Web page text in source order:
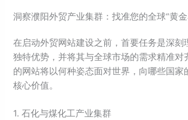
洞察濮阳外贸产业集群：找准您的全球“黄金
在启动外贸网站建设之前，首要任务是深刻
独特优势，并将其与全球市场的需求精准对
的网站将以何种姿态面对世界，向哪些国家
核心价值。
1. 石化与煤化工产业集群